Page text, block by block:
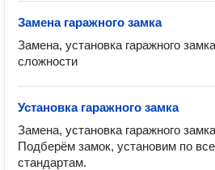
Замена гаражного замка
Замена, установка гаражного
сложности
Установка гаражного замка
Замена, установка гаражного
Подберём замок, установим по
стандартам.